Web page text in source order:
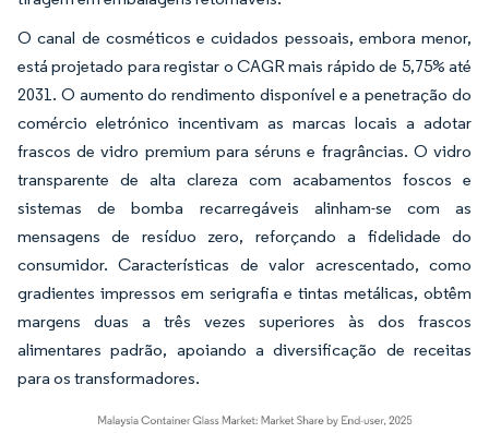
O canal de cosméticos e cuidados pessoais, embora menor,
está projetado para registar o CAGR mais rápido de 5,75% até
2031. O aumento do rendimento disponível e a penetração do
comércio eletrónico incentivam as marcas locais a adotar
frascos de vidro premium para séruns e fragrâncias. O vidro
transparente de alta clareza com acabamentos foscos e
sistemas de bomba recarregáveis alinham-se com as
mensagens de resíduo zero, reforçando a fidelidade do
consumidor. Características de valor acrescentado, como
gradientes impressos em serigrafia e tintas metálicas, obtêm
margens duas a três vezes superiores às dos frascos
alimentares padrão, apoiando a diversificação de receitas
para os transformadores.